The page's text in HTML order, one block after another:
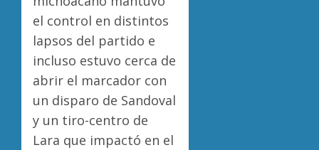
el control en distintos
lapsos del partido e
incluso estuvo cerca de
abrir el marcador con
un disparo de Sandoval
y un tiro-centro de
Lara que impactó en el